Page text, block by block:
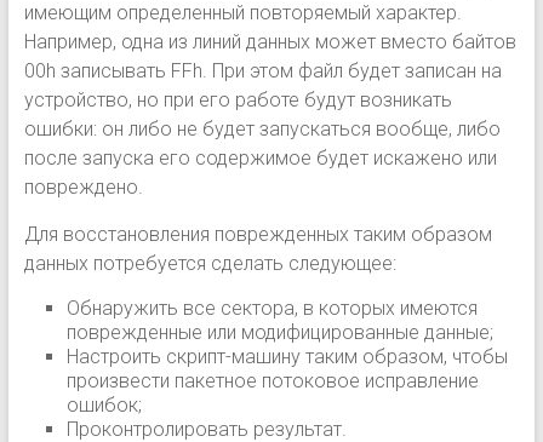
имеющим определенный повторяемый характер.
Например, одна из линий данных может вместо байтов
00h записывать FFh. При этом файл будет записан на
устройство, но при его работе будут возникать
ошибки: он либо не будет запускаться вообще, либо
после запуска его содержимое будет искажено или
повреждено.
Для восстановления поврежденных таким образом
данных потребуется сделать следующее:
Обнаружить все сектора, в которых имеются
поврежденные или модифицированные данные;
Настроить скрипт-машину таким образом, чтобы
произвести пакетное потоковое исправление
ошибок;
Проконтролировать результат.